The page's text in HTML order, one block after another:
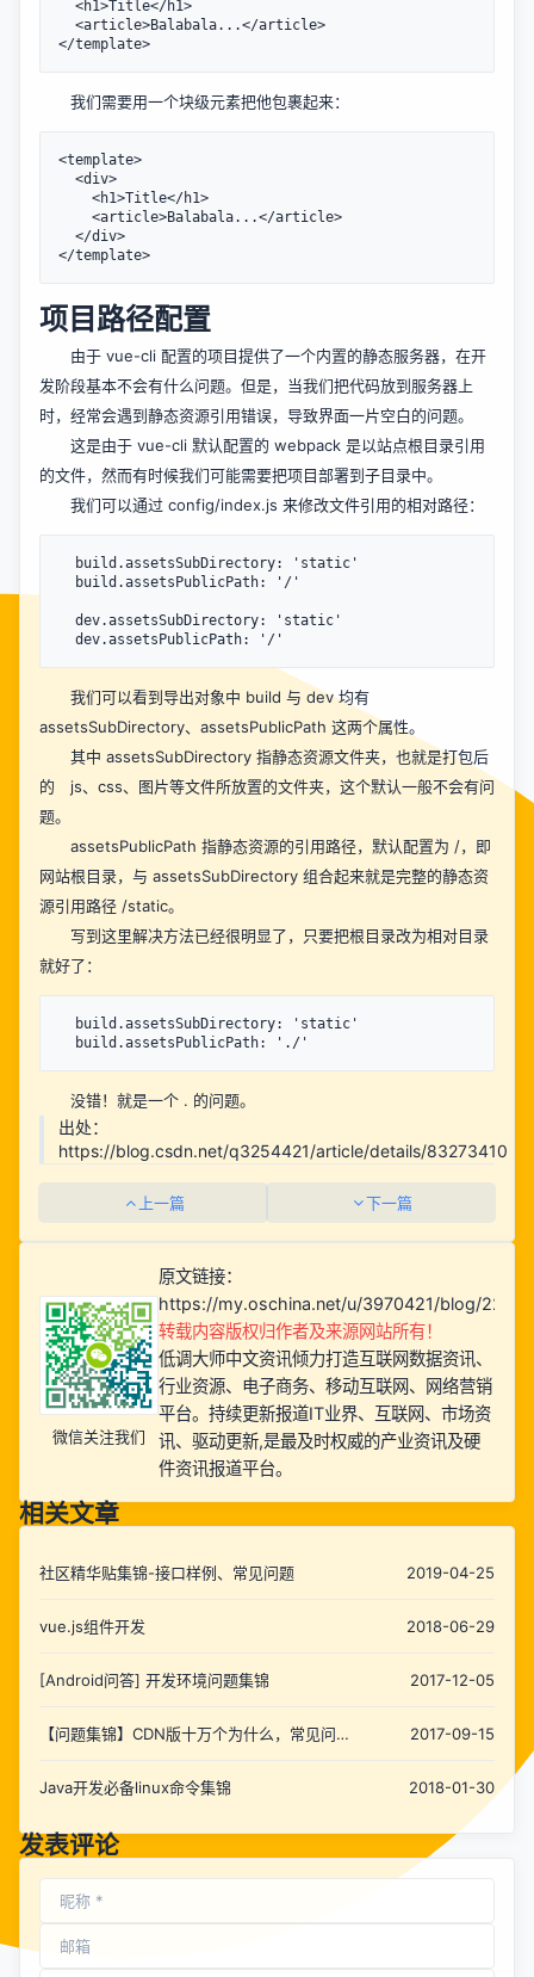
我们需要用一个块级元素把他包裹起来：
<template>
项目路径配置
由于 vue-cli 配置的项目提供了一个内置的静态服务器，在开
发阶段基本不会有什么问题。但是，当我们把代码放到服务器上
时，经常会遇到静态资源引用错误，导致界面一片空白的问题。
这是由于 vue-cli 默认配置的 webpack 是以站点根目录引用
的文件，然而有时候我们可能需要把项目部署到子目录中。
我们可以通过 config/index.js 来修改文件引用的相对路径：
我们可以看到导出对象中 build 与 dev 均有
assetsSubDirectory、assetsPublicPath 这两个属性。
其中 assetsSubDirectory 指静态资源文件夹，也就是打包后
的 js、css、图片等文件所放置的文件夹，这个默认一般不会有问
题。
assetsPublicPath 指静态资源的引用路径，默认配置为 /，即
网站根目录，与 assetsSubDirectory 组合起来就是完整的静态资
源引用路径 /static。
写到这里解决方法已经很明显了，只要把根目录改为相对目录
就好了：
没错！就是一个 . 的问题。
出处：
https://blog.csdn.net/q3254421/article/details/83273410
上一篇 下一篇
微信关注我们
原文链接：
https://my.oschina.net/u/3970421/blog/
转载内容版权归作者及来源网站所有！
低调大师中文资讯倾力打造互联网数据资讯、
行业资源、电子商务、移动互联网、网络营销
平台。持续更新报道IT业界、互联网、市场资
讯、驱动更新,是最及时权威的产业资讯及硬
件资讯报道平台。
相关文章
社区精华贴集锦-接口样例、常见问题 2019-04-25
vue.js组件开发 2018-06-29
[Android问答] 开发环境问题集锦 2017-12-05
【问题集锦】CDN版十万个为什么，常见问题
2017-09-15
Java开发必备linux命令集锦 2018-01-30
发表评论